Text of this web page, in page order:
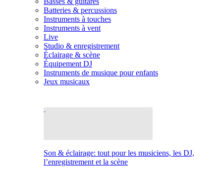
Batteries & percussions
Instruments à touches
Instruments à vent
Live
Studio & enregistrement
Éclairage & scène
Équipement DJ
Instruments de musique pour enfants
Jeux musicaux
Son & éclairage: tout pour les musiciens, les DJ,
l’enregistrement et la scène